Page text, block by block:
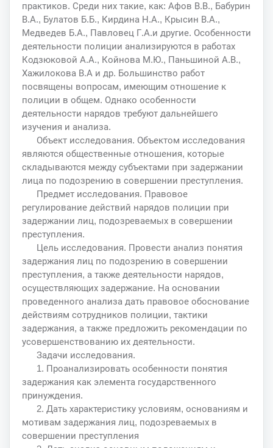
практиков. Среди них такие, как: Афов В.В., Бабурин
В.А., Булатов Б.Б., Кирдина Н.А., Крысин В.А.,
Медведев Б.А., Павловец Г.А.и другие. Особенности
деятельности полиции анализируются в работах
Кодзюковой А.А., Койнова М.Ю., Паньшиной А.В.,
Хажилокова В.А и др. Большинство работ
посвящены вопросам, имеющим отношение к
полиции в общем. Однако особенности
деятельности нарядов требуют дальнейшего
изучения и анализа.
Объект исследования. Объектом исследования
являются общественные отношения, которые
складываются между субъектами при задержании
лица по подозрению в совершении преступления.
Предмет исследования. Правовое
регулирование действий нарядов полиции при
задержании лиц, подозреваемых в совершении
преступления.
Цель исследования. Провести анализ понятия
задержания лиц по подозрению в совершении
преступления, а также деятельности нарядов,
осуществляющих задержание. На основании
проведенного анализа дать правовое обоснование
действиям сотрудников полиции, тактики
задержания, а также предложить рекомендации по
усовершенствованию их деятельности.
Задачи исследования.
1. Проанализировать особенности понятия
задержания как элемента государственного
принуждения.
2. Дать характеристику условиям, основаниям и
мотивам задержания лиц, подозреваемых в
совершении преступления